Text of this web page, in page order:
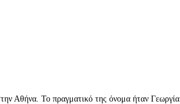
Αθήνα. Το πραγματικό της όνομα ήταν Γεωργία